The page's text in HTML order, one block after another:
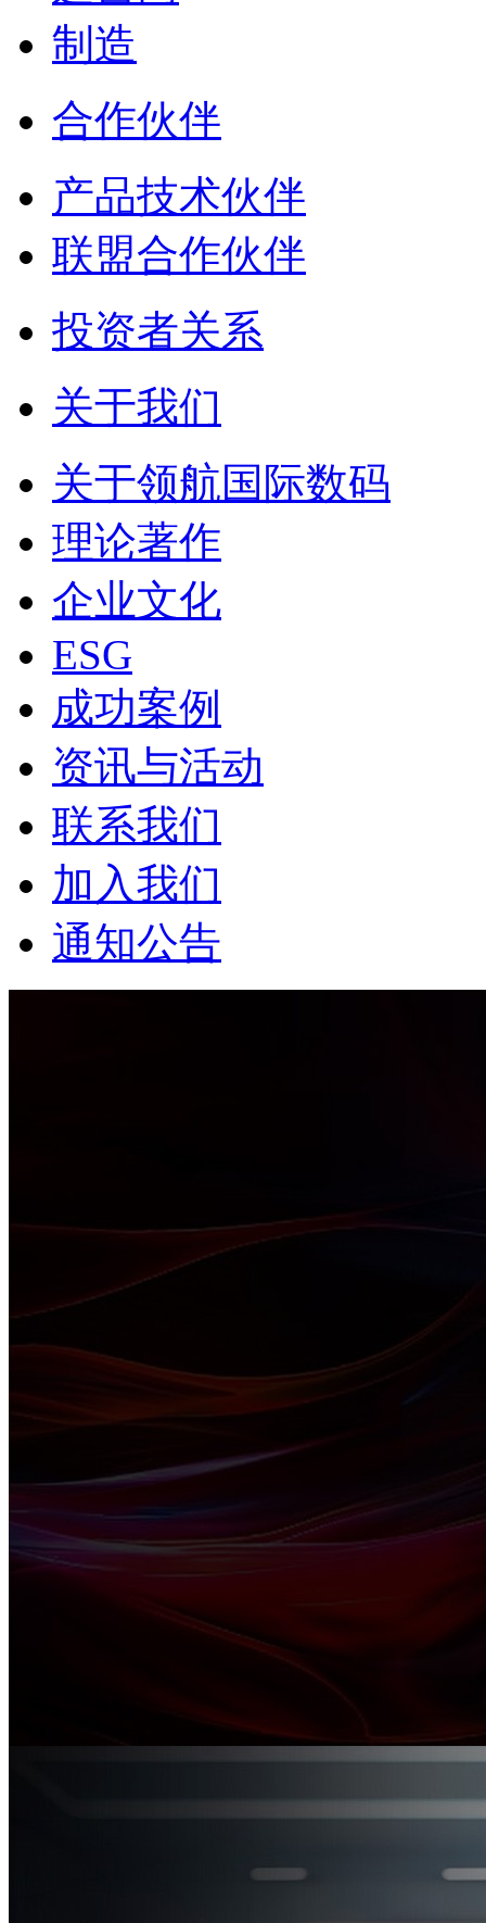
制造
合作伙伴
产品技术伙伴
联盟合作伙伴
投资者关系
关于我们
关于领航国际数码
理论著作
企业文化
ESG
成功案例
资讯与活动
联系我们
加入我们
通知公告